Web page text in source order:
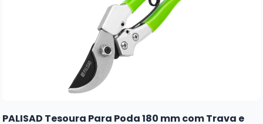
PALISAD Tesoura Para Poda 180 mm com Trava e